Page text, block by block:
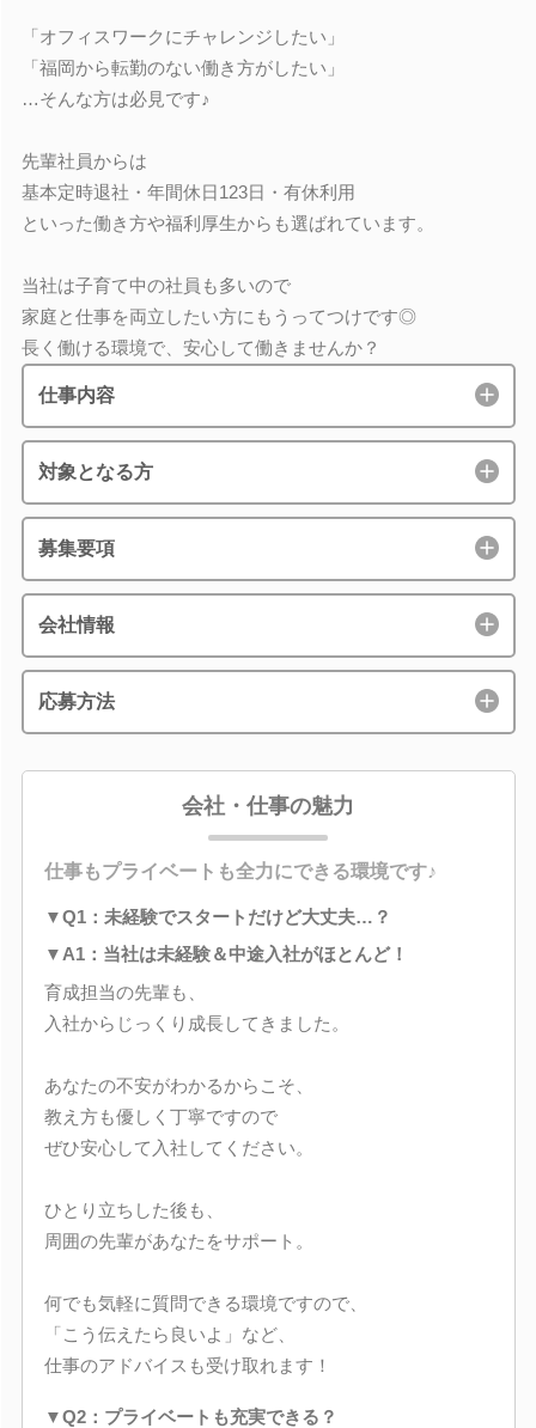
「オフィスワークにチャレンジしたい」
「福岡から転勤のない働き方がしたい」
…そんな方は必見です♪
先輩社員からは
基本定時退社・年間休日123日・有休利用
といった働き方や福利厚生からも選ばれています。
当社は子育て中の社員も多いので
家庭と仕事を両立したい方にもうってつけです◎
長く働ける環境で、安心して働きませんか？
仕事内容
対象となる方
募集要項
会社情報
応募方法
会社・仕事の魅力
仕事もプライベートも全力にできる環境です♪
▼Q1：未経験でスタートだけど大丈夫…？
▼A1：当社は未経験＆中途入社がほとんど！
育成担当の先輩も、
入社からじっくり成長してきました。
あなたの不安がわかるからこそ、
教え方も優しく丁寧ですので
ぜひ安心して入社してください。
ひとり立ちした後も、
周囲の先輩があなたをサポート。
何でも気軽に質問できる環境ですので、
「こう伝えたら良いよ」など、
仕事のアドバイスも受け取れます！
▼Q2：プライベートも充実できる？